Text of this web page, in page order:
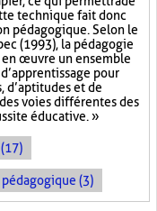
technique fait donc
pédagogique. Selon le
(1993), la pédagogie
œuvre un ensemble
pour
d’aptitudes et de
voies différentes des
éducative. »
(3)